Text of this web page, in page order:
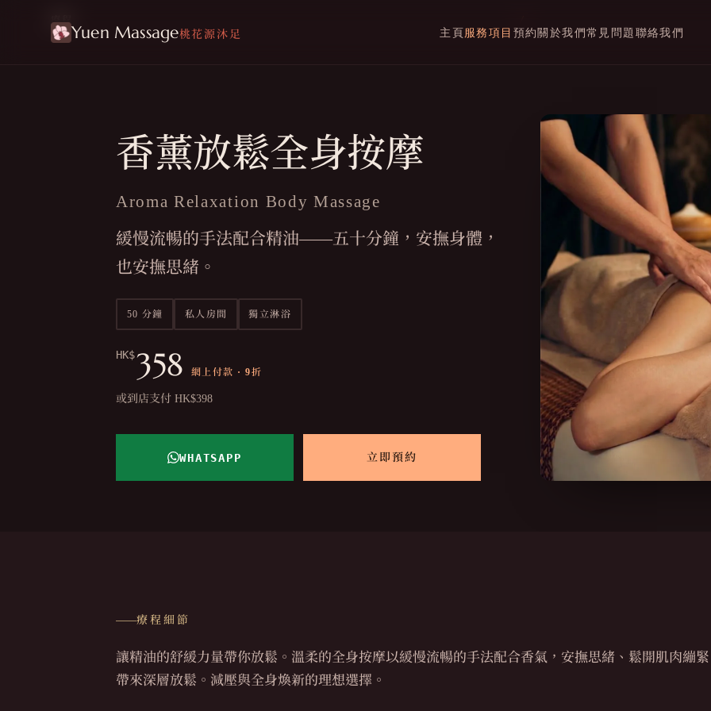
Yuen Massage桃花源沐足 主頁服務項目 預約關於我們常見問題 聯絡我們
療程
香薰放鬆全身按摩
Aroma Relaxation Body Massage
緩慢流暢的手法配合精油——五十分鐘，安撫身體，
也安撫思緒。
50 分鐘 私人房間 獨立淋浴
HK$358 網上付款 · 9折
或到店支付 HK$398
WHATSAPP 立即預約
療程細節
讓精油的舒緩力量帶你放鬆。溫柔的全身按摩以緩慢流暢的手法配合香氣，安撫思緒、鬆開肌肉繃
帶來深層放鬆。減壓與全身煥新的理想選擇。